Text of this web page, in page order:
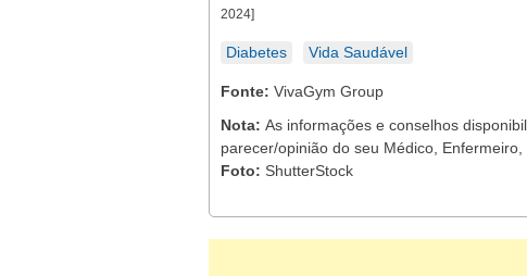
2024]
Diabetes Vida Saudável
Fonte: VivaGym Group
Nota: As informações e conselhos
parecer/opinião do seu Médico,
Foto: ShutterStock